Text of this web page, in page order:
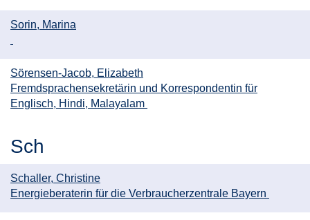
Sorin, Marina
Sörensen-Jacob, Elizabeth
Fremdsprachensekretärin und Korrespondentin für
Englisch, Hindi, Malayalam
Sch
Schaller, Christine
Energieberaterin für die Verbraucherzentrale Bayern